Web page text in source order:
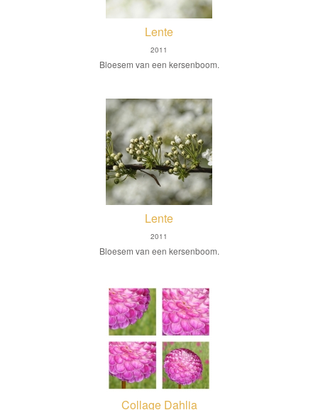
Lente
2011
Bloesem van een kersenboom.
Lente
2011
Bloesem van een kersenboom.
Collage Dahlia